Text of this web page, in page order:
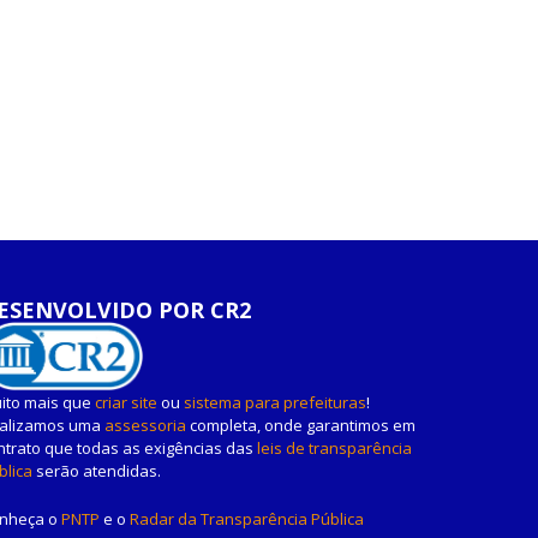
POR CR2
mais que criar site ou sistema para prefeituras!
uma assessoria completa, onde garantimos em
que todas as exigências das leis de transparência
serão atendidas.
o PNTP e o Radar da Transparência Pública